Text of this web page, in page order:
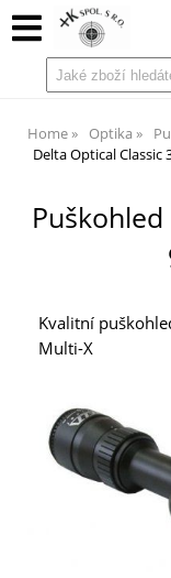
Home Optika
Delta Optical Classic
Kvalitní
Multi-X